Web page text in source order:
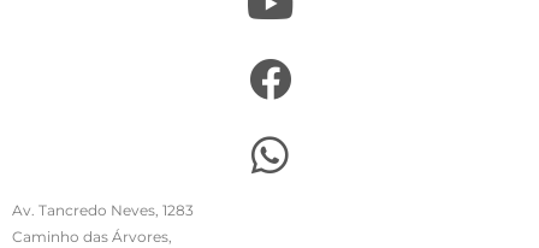
Av. Tancredo Neves, 1283
Caminho das Árvores,